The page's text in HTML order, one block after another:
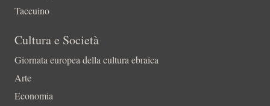
Taccuino
Cultura e Società
Giornata europea della cultura ebraica
Arte
Economia